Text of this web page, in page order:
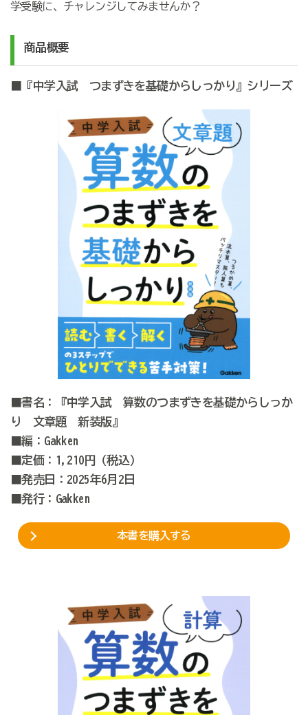
学受験に、チャレンジしてみませんか？
商品概要
■『中学入試 つまずきを基礎からしっかり』シリーズ
■書名：『中学入試 算数のつまずきを基礎からしっか
り 文章題 新装版』
■編：Gakken
■定価：1,210円（税込）
■発売日：2025年6月2日
■発行：Gakken
本書を購入する